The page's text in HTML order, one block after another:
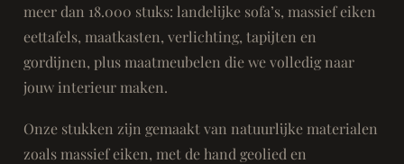
meer dan 18.000 stuks: landelijke sofa’s, massief eiken
eettafels, maatkasten, verlichting, tapijten en
gordijnen, plus maatmeubelen die we volledig naar
jouw interieur maken.
Onze stukken zijn gemaakt van natuurlijke materialen
zoals massief eiken, met de hand geolied en